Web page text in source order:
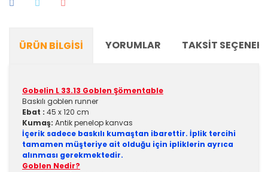
ÜRÜN BILGISI YORUMLAR TAKSIT
Gobelin L 33.13 Goblen Şömentable
Baskılı goblen runner
Ebat : 45 x 120 cm
Kumaş: Antik penelop kanvas
İçerik sadece baskılı kumaştan ibarettir. İplik tercihi
tamamen müşteriye ait olduğu için ipliklerin ayrıca
alınması gerekmektedir.
Goblen Nedir?